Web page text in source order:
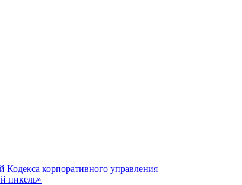
корпоративного управления
никель»